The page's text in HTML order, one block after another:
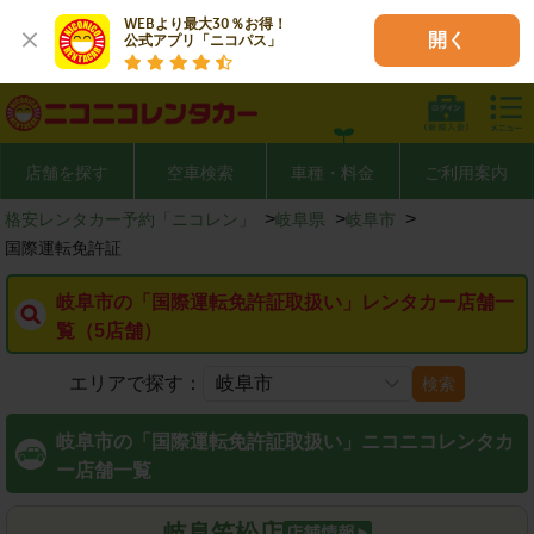
WEBより最大30％お得！
公式アプリ「ニコパス」
開く
店舗を探す 空車検索 車種・料金 ご利用案内
格安レンタカー予約「ニコレン」 >岐阜県 >岐阜市 >
国際運転免許証
岐阜市の「国際運転免許証取扱い」レンタカー店舗一
覧（5店舗）
エリアで探す： 検索
岐阜市の「国際運転免許証取扱い」ニコニコレンタカ
ー店舗一覧